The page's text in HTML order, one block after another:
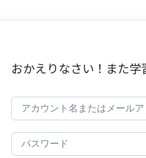
おかえりなさい！また学